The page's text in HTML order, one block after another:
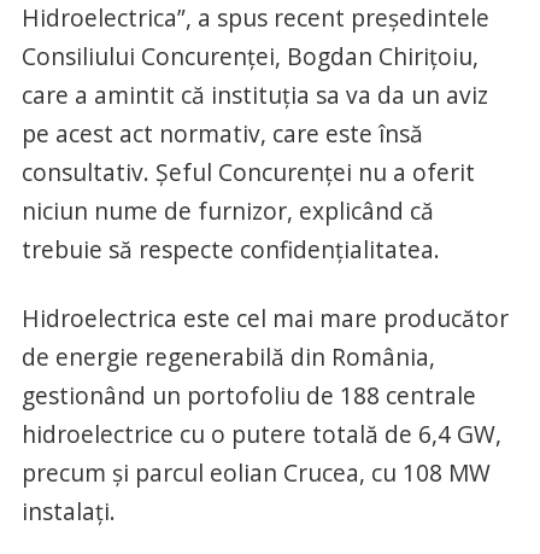
Hidroelectrica”, a spus recent președintele
Consiliului Concurenței, Bogdan Chirițoiu,
care a amintit că instituția sa va da un aviz
pe acest act normativ, care este însă
consultativ. Șeful Concurenței nu a oferit
niciun nume de furnizor, explicând că
trebuie să respecte confidențialitatea.
Hidroelectrica este cel mai mare producător
de energie regenerabilă din România,
gestionând un portofoliu de 188 centrale
hidroelectrice cu o putere totală de 6,4 GW,
precum și parcul eolian Crucea, cu 108 MW
instalați.